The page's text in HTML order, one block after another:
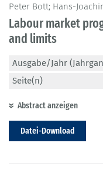
Peter Bott; Hans-
Labour market
and limits
Ausgabe/Jahr
Seite(n)
Abstract anzeigen
Datei-Download